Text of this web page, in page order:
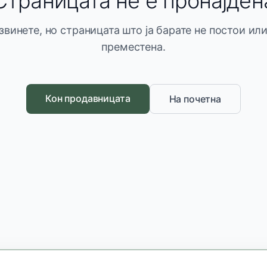
но страницата што ја барате не постои
преместена.
Кон продавницата На почетна